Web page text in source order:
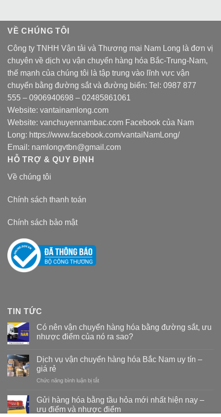
VỀ CHÚNG TÔI
Công ty TNHH Vận tải và Thương mại Nam Long là đơn vị
chuyên về dịch vụ vận chuyển hàng hóa Bắc-Trung-Nam,
thế mạnh của chúng tôi là tập trung vào lĩnh vực vận
chuyển bằng đường sắt và đường biển: Tel: 0987 877
555 – 0906940698 – 02485861061
Website: vantainamlong.com
Website: vanchuyennambac.com Facebook của Nam
Long: https://www.facebook.com/vantaiNamLong/
Email: namlongvtbn@gmail.com
HỖ TRỢ & QUY ĐỊNH
Về chúng tôi
Chính sách thanh toán
Chính sách bảo mật
TIN TỨC
Có nên vận chuyển hàng hóa bằng đường sắt, ưu
nhược điểm của nó ra sao?
Dịch vụ vận chuyển hàng hóa Bắc Nam uy tín –
giá rẻ
Chức năng bình luận bị tắt
vụ
vận
chuyển
Gửi hàng hóa bằng tầu hỏa mới nhất hiện nay –
ưu điểm và nhược điểm